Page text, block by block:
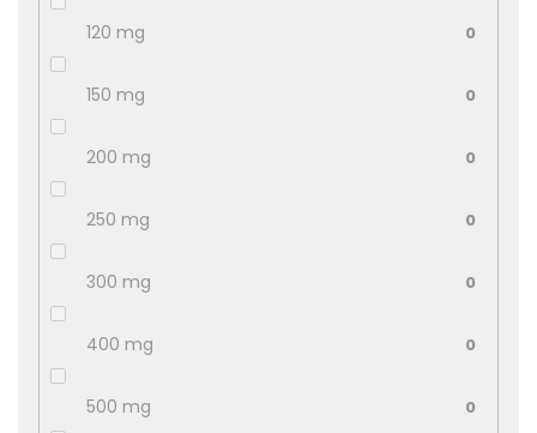
120 mg 0
150 mg 0
200 mg 0
250 mg 0
300 mg 0
400 mg 0
500 mg 0